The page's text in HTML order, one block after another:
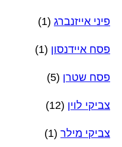
פיני אייזנברג (1)
פסח איידנסון (1)
פסח שטרן (5)
צביקי לוין (12)
צביקי מילר (1)